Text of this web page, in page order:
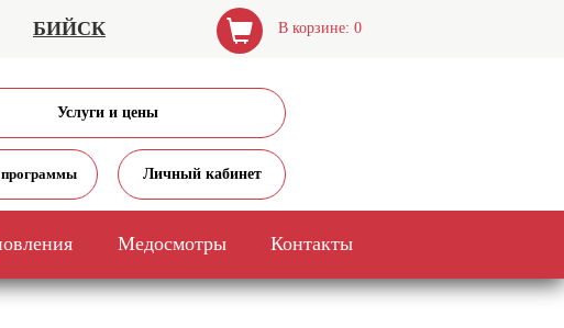
БИЙСК В корзине: 0
Услуги и цены
Личный кабинет
Медосмотры Контакты